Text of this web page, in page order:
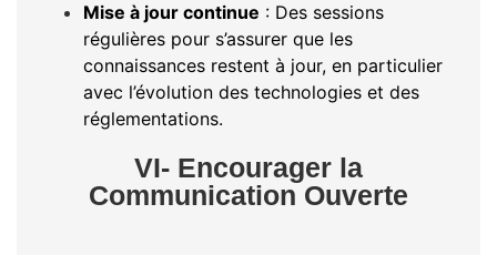
Mise à jour continue : Des sessions
régulières pour s’assurer que les
connaissances restent à jour, en particulier
avec l’évolution des technologies et des
réglementations.
VI- Encourager la
Communication Ouverte